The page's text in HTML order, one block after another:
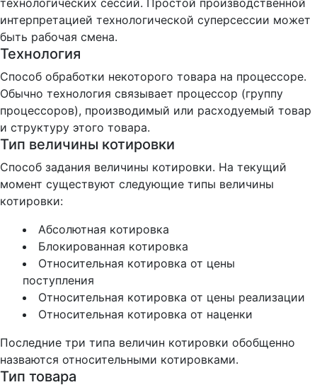
технологических сессий. Простой производственной
интерпретацией технологической суперсессии может
быть рабочая смена.
Технология
Способ обработки некоторого товара на процессоре.
Обычно технология связывает процессор (группу
процессоров), производимый или расходуемый товар
и структуру этого товара.
Тип величины котировки
Способ задания величины котировки. На текущий
момент существуют следующие типы величины
котировки:
Абсолютная котировка
Блокированная котировка
Относительная котировка от цены
поступления
Относительная котировка от цены реализации
Относительная котировка от наценки
Последние три типа величин котировки обобщенно
назваются относительными котировками.
Тип товара